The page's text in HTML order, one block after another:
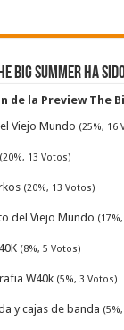
Big Summer ha
de la Preview The
Viejo Mundo (25%, 16
(20%, 13 Votos)
(20%, 13 Votos)
del Viejo Mundo
(8%, 5 Votos)
W40k (5%, 3 Votos)
y cajas de banda